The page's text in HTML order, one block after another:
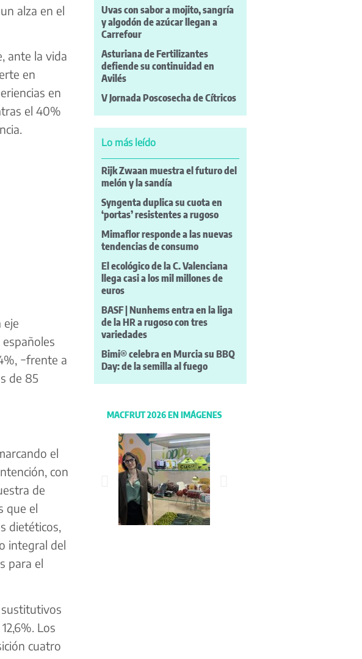
alza en el
ante la vida
en
en
el 40%
eje
−frente a
de 85
el
con
de
que el
dietéticos,
integral del
para el
Los
cuatro
Uvas con sabor a mojito, sangría
y algodón de azúcar llegan a
Carrefour
Asturiana de Fertilizantes
defiende su continuidad en
Avilés
V Jornada Poscosecha de Cítricos
Lo más leído
Rijk Zwaan muestra el futuro del
melón y la sandía
Syngenta duplica su cuota en
‘portas’ resistentes a rugoso
Mimaflor responde a las nuevas
tendencias de consumo
El ecológico de la C. Valenciana
llega casi a los mil millones de
euros
BASF | Nunhems entra en la liga
de la HR a rugoso con tres
variedades
Bimi® celebra en Murcia su BBQ
Day: de la semilla al fuego
MACFRUT 2026 EN IMÁGENES